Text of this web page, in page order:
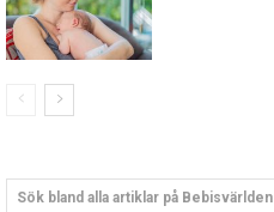
Sök bland alla artiklar på Bebisvärlden